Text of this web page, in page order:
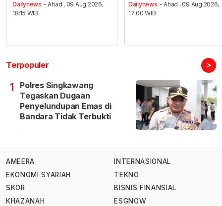
Dailynews - Ahad , 09 Aug 2026,
18:15 WIB
Dailynews - Ahad , 09 Aug 2026,
17:00 WIB
Terpopuler >
1
Polres Singkawang
Tegaskan Dugaan
Penyelundupan Emas di
Bandara Tidak Terbukti
AMEERA
EKONOMI SYARIAH
SKOR
KHAZANAH
INTERNASIONAL
TEKNO
BISNIS FINANSIAL
ESGNOW